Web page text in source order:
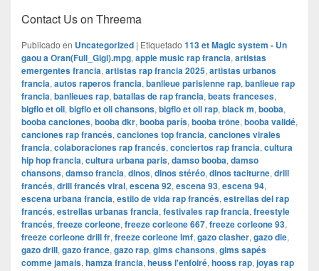
Contact Us on Threema
Publicado en Uncategorized | Etiquetado 113 et Magic system - Un
gaou a Oran(Full_Gigi).mpg, apple music rap francia, artistas
emergentes francia, artistas rap francia 2025, artistas urbanos
francia, autos raperos francia, banlieue parisienne rap, banlieue rap
francia, banlieues rap, batallas de rap francia, beats franceses,
bigflo et oli, bigflo et oli chansons, bigflo et oli rap, black m, booba,
booba canciones, booba dkr, booba parís, booba trône, booba validé,
canciones rap francés, canciones top francia, canciones virales
francia, colaboraciones rap francés, conciertos rap francia, cultura
hip hop francia, cultura urbana paris, damso booba, damso
chansons, damso francia, dinos, dinos stéréo, dinos taciturne, drill
francés, drill francés viral, escena 92, escena 93, escena 94,
escena urbana francia, estilo de vida rap francés, estrellas del rap
francés, estrellas urbanas francia, festivales rap francia, freestyle
francés, freeze corleone, freeze corleone 667, freeze corleone 93,
freeze corleone drill fr, freeze corleone lmf, gazo clasher, gazo die,
gazo drill, gazo france, gazo rap, gims chansons, gims sapés
comme jamais, hamza francia, heuss l'enfoiré, hooss rap, joyas rap